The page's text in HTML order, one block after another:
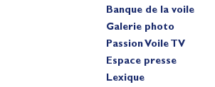
Banque de la voile
Galerie photo
Passion Voile TV
Espace presse
Lexique